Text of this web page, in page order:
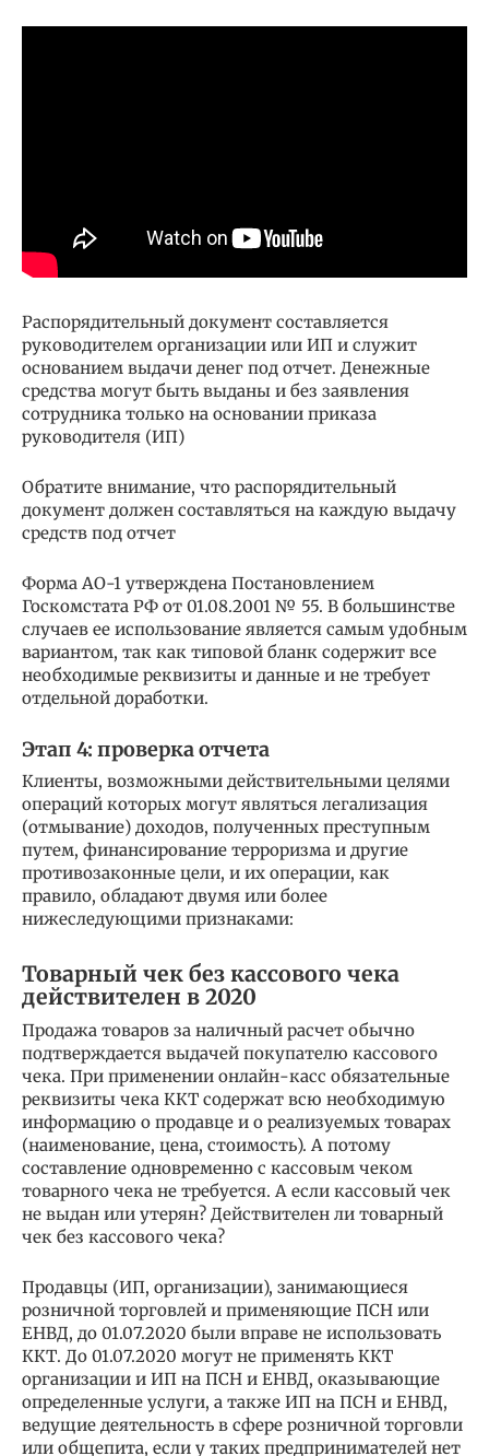
Распорядительный документ составляется
руководителем организации или ИП и служит
основанием выдачи денег под отчет. Денежные
средства могут быть выданы и без заявления
сотрудника только на основании приказа
руководителя (ИП)
Обратите внимание, что распорядительный
документ должен составляться на каждую выдачу
средств под отчет
Форма АО-1 утверждена Постановлением
Госкомстата РФ от 01.08.2001 № 55. В большинстве
случаев ее использование является самым удобным
вариантом, так как типовой бланк содержит все
необходимые реквизиты и данные и не требует
отдельной доработки.
Этап 4: проверка отчета
Клиенты, возможными действительными целями
операций которых могут являться легализация
(отмывание) доходов, полученных преступным
путем, финансирование терроризма и другие
противозаконные цели, и их операции, как
правило, обладают двумя или более
нижеследующими признаками:
Товарный чек без кассового чека
действителен в 2020
Продажа товаров за наличный расчет обычно
подтверждается выдачей покупателю кассового
чека. При применении онлайн-касс обязательные
реквизиты чека ККТ содержат всю необходимую
информацию о продавце и о реализуемых товарах
(наименование, цена, стоимость). А потому
составление одновременно с кассовым чеком
товарного чека не требуется. А если кассовый чек
не выдан или утерян? Действителен ли товарный
чек без кассового чека?
Продавцы (ИП, организации), занимающиеся
розничной торговлей и применяющие ПСН или
ЕНВД, до 01.07.2020 были вправе не использовать
ККТ. До 01.07.2020 могут не применять ККТ
организации и ИП на ПСН и ЕНВД, оказывающие
определенные услуги, а также ИП на ПСН и ЕНВД,
ведущие деятельность в сфере розничной торговли
или общепита, если у таких предпринимателей нет